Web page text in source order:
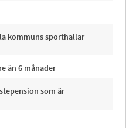
kommuns sporthallar
än 6 månader
som är